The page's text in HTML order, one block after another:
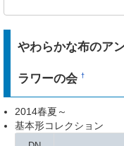
やわらかな布のア
ラワーの会†
2014春夏～
基本形コレクション